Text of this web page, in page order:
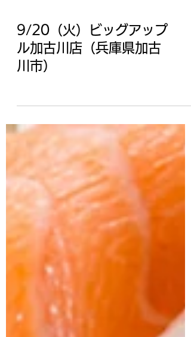
9/20（火）ビッグアップ
ル加古川店（兵庫県加古